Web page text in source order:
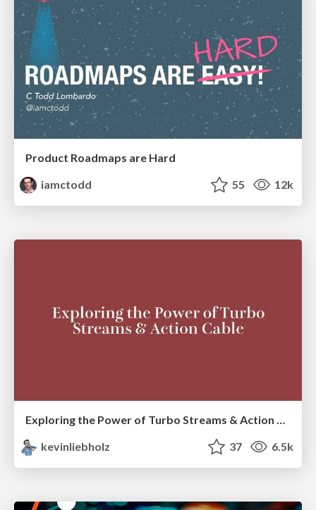
Product Roadmaps are Hard
iamctodd
55 12k
Exploring the Power of Turbo Streams & Action Cable | RailsConf2023
kevinliebholz
37 6.5k